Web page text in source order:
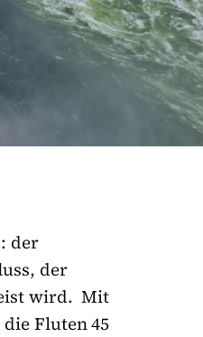
der
der
wird. Mit
Fluten 45